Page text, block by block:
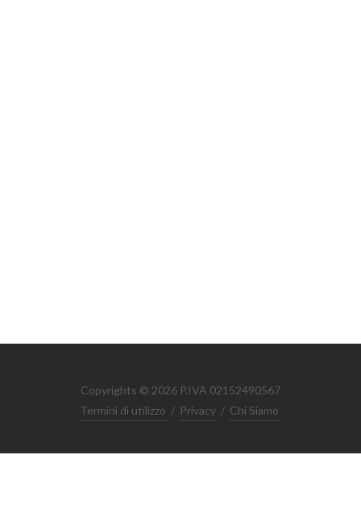
Copyrights © 2026 P.IVA 02152490567
Termini di utilizzo / Privacy / Chi Siamo